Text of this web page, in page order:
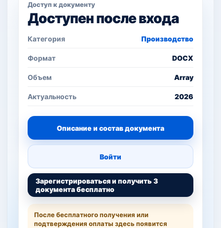
Доступ к документу
Доступен после входа
Категория Производство
Формат DOCX
Объем Array
Актуальность 2026
Описание и состав документа
Войти
Зарегистрироваться и получить 3
документа бесплатно
После бесплатного получения или
подтверждения оплаты здесь появится